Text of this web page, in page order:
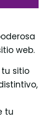
web.
sitio
tu